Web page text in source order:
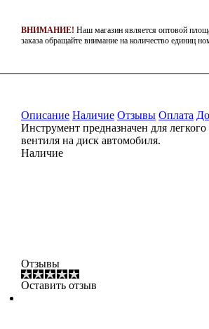
ВНИМАНИЕ! Наш магазин является оптовой
заказа обращайте внимание на количество единиц
Описание Наличие Отзывы Оплата
Инструмент предназначен для
вентиля на диск автомобиля.
Наличие
Отзывы
Оставить отзыв